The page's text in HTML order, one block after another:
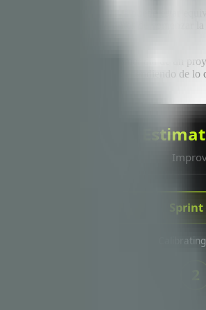
una estimación de entrega puede estar
del diseño pero antes de
de entrega precisa el primer día de un
un rango de Q2 a Q4 dependiendo de